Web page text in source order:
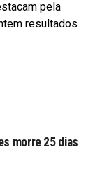
pela
resultados
morre 25 dias